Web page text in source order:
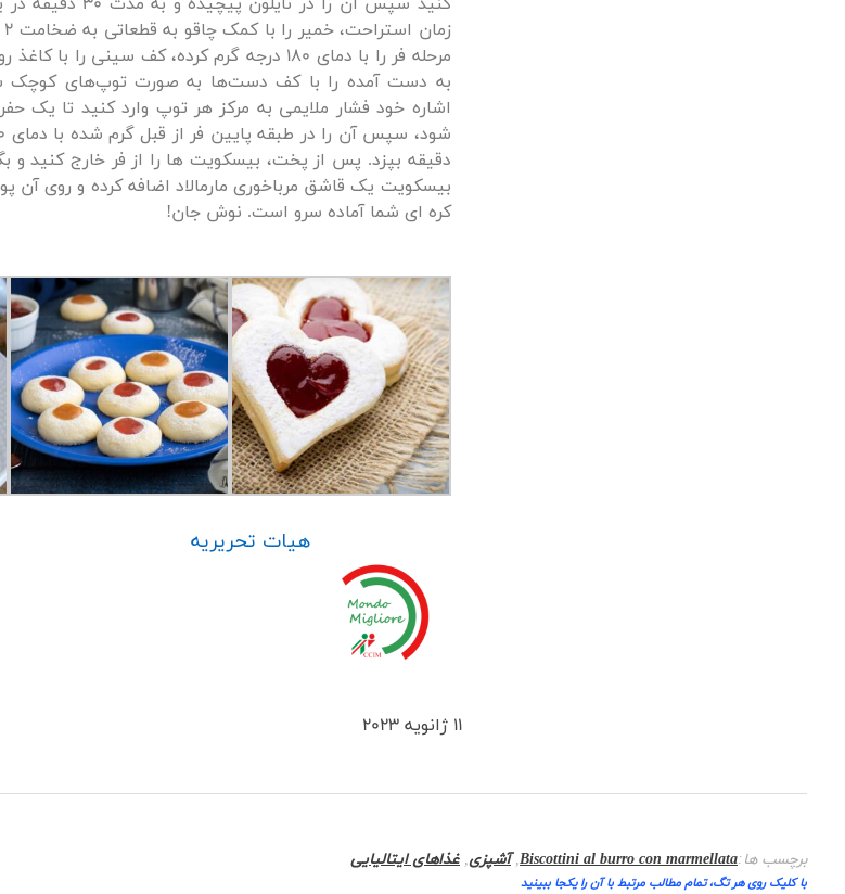
مرحله فر را با دمای 180 درجه گرم کرده، کف سینی
به دست آمده را با کف دست‌ها به صورت توپ‌های
اشاره خود فشار ملایمی به مرکز هر توپ وارد کنید تا
دقیقه بپزد. پس از پخت، بیسکویت ها را از فر خارج کنید و
بیسکویت یک قاشق مرباخوری مارمالاد اضافه کرده و روی آن
کره ای شما آماده سرو است. نوش جان!
هیات تحریریه
11 ژانویه 2023
برچسب ها:Biscottini al burro con marmellata
,آشپزی, غذاهای ایتالیایی
با کلیک روی هر تگ، تمام مطالب مرتبط با آن را یکجا ببینید